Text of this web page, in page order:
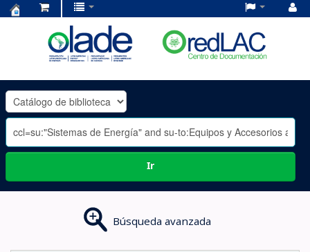
OLADE
-
Ir
Búsqueda avanzada